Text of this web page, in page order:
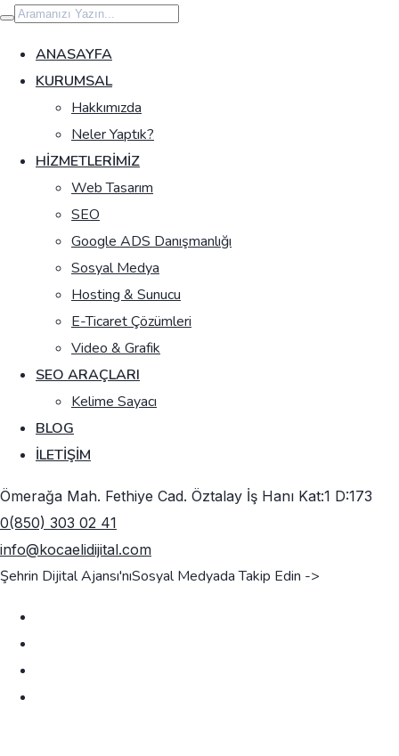
İçeriğe
geç
ANASAYFA
KURUMSAL
Hakkımızda
Neler Yaptık?
HIZMETLERIMIZ
Web Tasarım
SEO
Google ADS Danışmanlığı
Sosyal Medya
Hosting & Sunucu
E-Ticaret Çözümleri
Video & Grafik
SEO ARAÇLARI
Kelime Sayacı
BLOG
İLETIŞIM
Ömerağa Mah. Fethiye Cad. Öztalay İş Hanı Kat:1 D:173
0(850) 303 02 41
info@kocaelidijital.com
Şehrin Dijital Ajansı'nıSosyal Medyada Takip Edin ->